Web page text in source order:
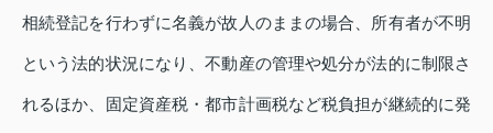
相続登記を行わずに名義が故人のままの場合、所有者が不明
という法的状況になり、不動産の管理や処分が法的に制限さ
れるほか、固定資産税・都市計画税など税負担が継続的に発